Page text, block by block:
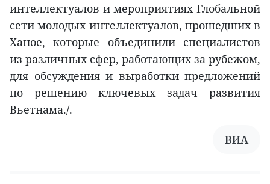
интеллектуалов и мероприятиях Глобальной
сети молодых интеллектуалов, прошедших в
Ханое, которые объединили специалистов
из различных сфер, работающих за рубежом,
для обсуждения и выработки предложений
по решению ключевых задач развития
Вьетнама./.
ВИА